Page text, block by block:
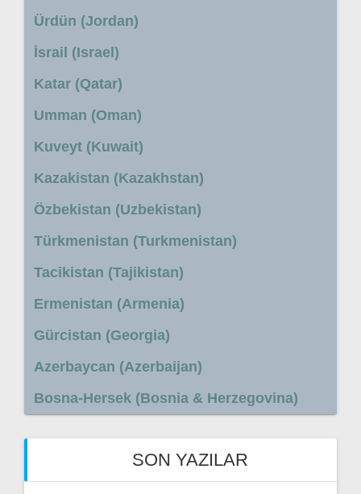
Ürdün (Jordan)
İsrail (Israel)
Katar (Qatar)
Umman (Oman)
Kuveyt (Kuwait)
Kazakistan (Kazakhstan)
Özbekistan (Uzbekistan)
Türkmenistan (Turkmenistan)
Tacikistan (Tajikistan)
Ermenistan (Armenia)
Gürcistan (Georgia)
Azerbaycan (Azerbaijan)
Bosna-Hersek (Bosnia & Herzegovina)
SON YAZILAR